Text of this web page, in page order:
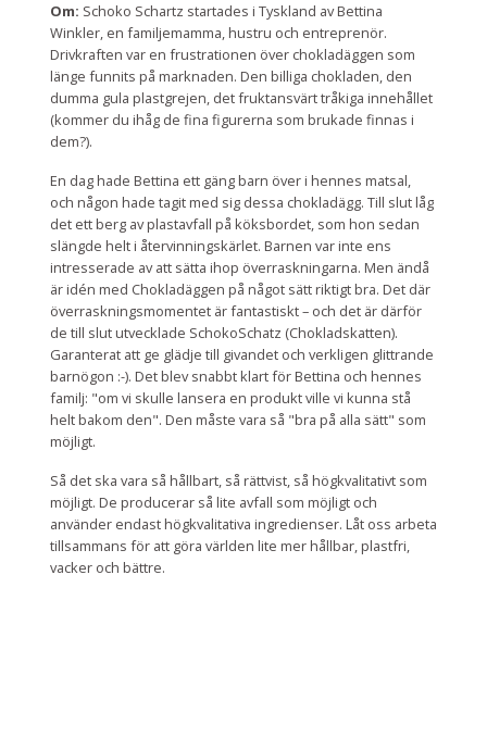
Om: Schoko Schartz startades i Tyskland av Bettina
Winkler, en familjemamma, hustru och entreprenör.
Drivkraften var en frustrationen över chokladäggen som
länge funnits på marknaden. Den billiga chokladen, den
dumma gula plastgrejen, det fruktansvärt tråkiga innehållet
(kommer du ihåg de fina figurerna som brukade finnas i
dem?).
En dag hade Bettina ett gäng barn över i hennes matsal,
och någon hade tagit med sig dessa chokladägg. Till slut låg
det ett berg av plastavfall på köksbordet, som hon sedan
slängde helt i återvinningskärlet. Barnen var inte ens
intresserade av att sätta ihop överraskningarna. Men ändå
är idén med Chokladäggen på något sätt riktigt bra. Det där
överraskningsmomentet är fantastiskt – och det är därför
de till slut utvecklade SchokoSchatz (Chokladskatten).
Garanterat att ge glädje till givandet och verkligen glittrande
barnögon :-). Det blev snabbt klart för Bettina och hennes
familj: "om vi skulle lansera en produkt ville vi kunna stå
helt bakom den". Den måste vara så "bra på alla sätt" som
möjligt.
Så det ska vara så hållbart, så rättvist, så högkvalitativt som
möjligt. De producerar så lite avfall som möjligt och
använder endast högkvalitativa ingredienser. Låt oss arbeta
tillsammans för att göra världen lite mer hållbar, plastfri,
vacker och bättre.